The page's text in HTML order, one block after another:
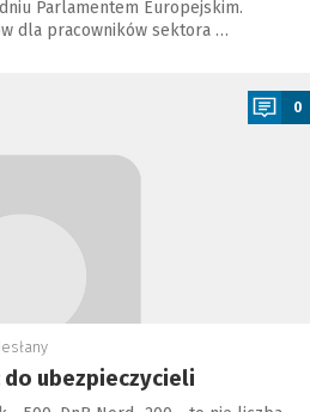
Parlamentem Europejskim.
dla pracowników sektora …
0
do ubezpieczycieli